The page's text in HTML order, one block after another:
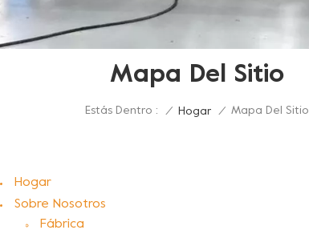
Mapa Del Sitio
Estás Dentro : / Hogar / Mapa Del Sitio
Hogar
Sobre Nosotros
Fábrica